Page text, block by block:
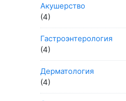
Акушерство
(4)
Гастроэнтерология
(4)
Дерматология
(4)